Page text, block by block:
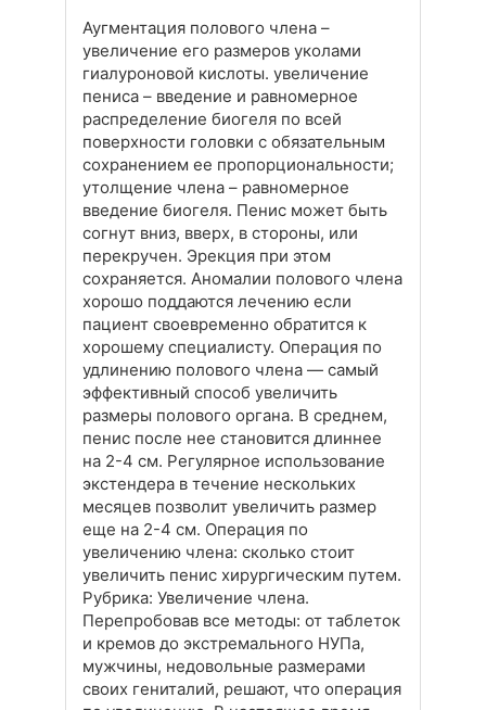
Аугментация полового члена –
увеличение его размеров уколами
гиалуроновой кислоты. увеличение
пениса – введение и равномерное
распределение биогеля по всей
поверхности головки с обязательным
сохранением ее пропорциональности;
утолщение члена – равномерное
введение биогеля. Пенис может быть
согнут вниз, вверх, в стороны, или
перекручен. Эрекция при этом
сохраняется. Аномалии полового члена
хорошо поддаются лечению если
пациент своевременно обратится к
хорошему специалисту. Операция по
удлинению полового члена — самый
эффективный способ увеличить
размеры полового органа. В среднем,
пенис после нее становится длиннее
на 2-4 см. Регулярное использование
экстендера в течение нескольких
месяцев позволит увеличить размер
еще на 2-4 см. Операция по
увеличению члена: сколько стоит
увеличить пенис хирургическим путем.
Рубрика: Увеличение члена.
Перепробовав все методы: от таблеток
и кремов до экстремального НУПа,
мужчины, недовольные размерами
своих гениталий, решают, что операция